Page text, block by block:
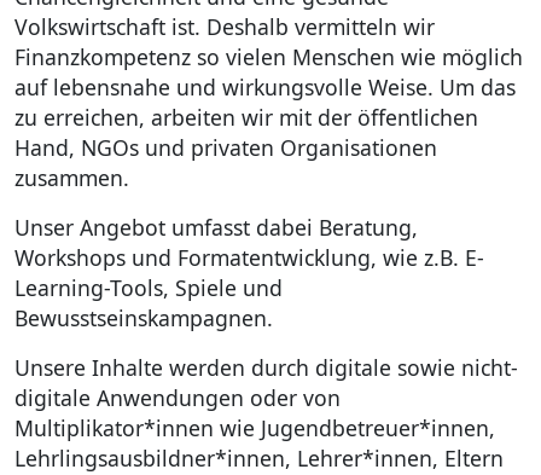
Volkswirtschaft ist. Deshalb vermitteln wir
Finanzkompetenz so vielen Menschen wie möglich
auf lebensnahe und wirkungsvolle Weise. Um das
zu erreichen, arbeiten wir mit der öffentlichen
Hand, NGOs und privaten Organisationen
zusammen.
Unser Angebot umfasst dabei Beratung,
Workshops und Formatentwicklung, wie z.B. E-
Learning-Tools, Spiele und
Bewusstseinskampagnen.
Unsere Inhalte werden durch digitale sowie nicht-
digitale Anwendungen oder von
Multiplikator*innen wie Jugendbetreuer*innen,
Lehrlingsausbildner*innen, Lehrer*innen, Eltern